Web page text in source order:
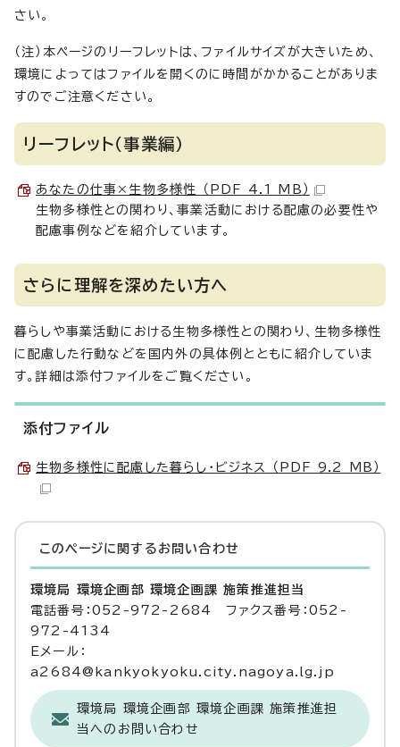
さい。
（注）本ページのリーフレットは、ファイルサイズが大きいため、
環境によってはファイルを開くのに時間がかかることがありま
すのでご注意ください。
リーフレット（事業編）
あなたの仕事×生物多様性 （PDF 4.1 MB）
生物多様性との関わり、事業活動における配慮の必要性や
配慮事例などを紹介しています。
さらに理解を深めたい方へ
暮らしや事業活動における生物多様性との関わり、生物多様性
に配慮した行動などを国内外の具体例とともに紹介していま
す。詳細は添付ファイルをご覧ください。
添付ファイル
生物多様性に配慮した暮らし・ビジネス （PDF 9.2 MB）
このページに関する お問い合わせ
環境局 環境企画部 環境企画課 施策推進担当
電話番号：052-972-2684 ファクス番号：052-
972-4134
Eメール：
a2684@kankyokyoku.city.nagoya.lg.jp
環境局 環境企画部 環境企画課 施策推進担
当へのお問い合わせ